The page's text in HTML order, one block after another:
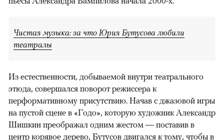
Чистая музыка: за что Юрия Бутусова любили
театралы
Из естественности, добываемой внутри театрального
этюда, совершался поворот режиссера к
перформативному присутствию. Начав с джазовой игры
на пустой сцене в «Годо», которую художник Александр
Шишкин преображал одним жестом — поставив в
центр корявое дерево, Бутусов двигался к тому, чтобы в